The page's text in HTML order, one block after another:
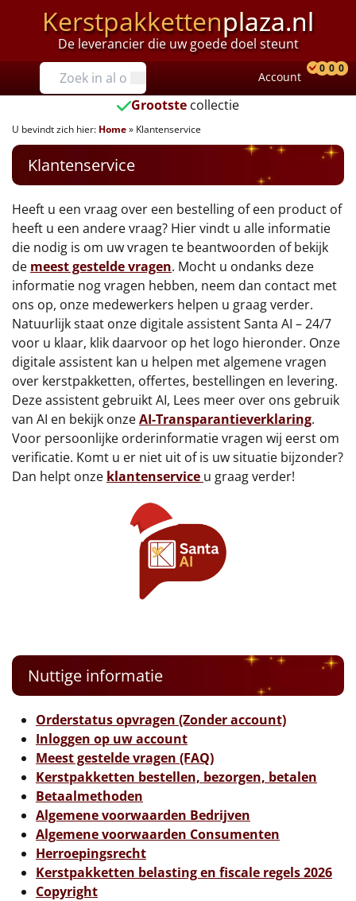
Kerstpakkettenplaza.nl
De leverancier die uw goede doel steunt
Prijzen
Tot €25
€25 tot €35
€35 tot €40
€40 tot €45
€45 tot €50
€50 tot €55
€55 tot €75
€75 tot €100
€100 en hoger
Alle kerstpakketten 2026
Thema
Vrouwen
Duurzaam
Leuke
Goedkope
Uniek
Alle thema's
Artikel
Account
0 0 0
Grootste collectie
U bevindt zich hier: Home» Klantenservice
Klantenservice
Heeft u een vraag over een bestelling of een product of
heeft u een andere vraag? Hier vindt u alle informatie
die nodig is om uw vragen te beantwoorden of bekijk
de meest gestelde vragen. Mocht u ondanks deze
informatie nog vragen hebben, neem dan contact met
ons op, onze medewerkers helpen u graag verder.
Natuurlijk staat onze digitale assistent Santa AI – 24/7
voor u klaar, klik daarvoor op het logo hieronder. Onze
digitale assistent kan u helpen met algemene vragen
over kerstpakketten, offertes, bestellingen en levering.
Deze assistent gebruikt AI, Lees meer over ons gebruik
van AI en bekijk onzeAI-Transparantieverklaring.
Voor persoonlijke orderinformatie vragen wij eerst om
verificatie. Komt u er niet uit of is uw situatie bijzonder?
Dan helpt onze klantenservice u graag verder!
Nuttige informatie
Orderstatus opvragen (Zonder account)
Inloggen op uw account
Meest gestelde vragen (FAQ)
Kerstpakketten bestellen, bezorgen, betalen
Betaalmethoden
Algemene voorwaarden Bedrijven
Algemene voorwaarden Consumenten
Herroepingsrecht
Kerstpakketten belasting en fiscale regels 2026
Copyright